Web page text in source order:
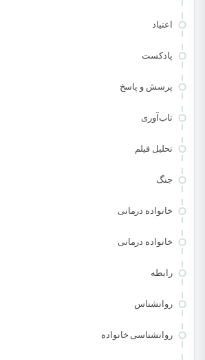
اعتیاد
پادکست
پرسش و پاسخ
تاب‌آوری
تحلیل فیلم
جنگ
خانواده درمانی
خانواده درمانی
رابطه
روانشناس
روانشناسی خانواده